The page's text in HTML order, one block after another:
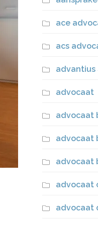
ace
acs
advocaat
advocaat
advocaat
advocaat
advocaat
advocaat